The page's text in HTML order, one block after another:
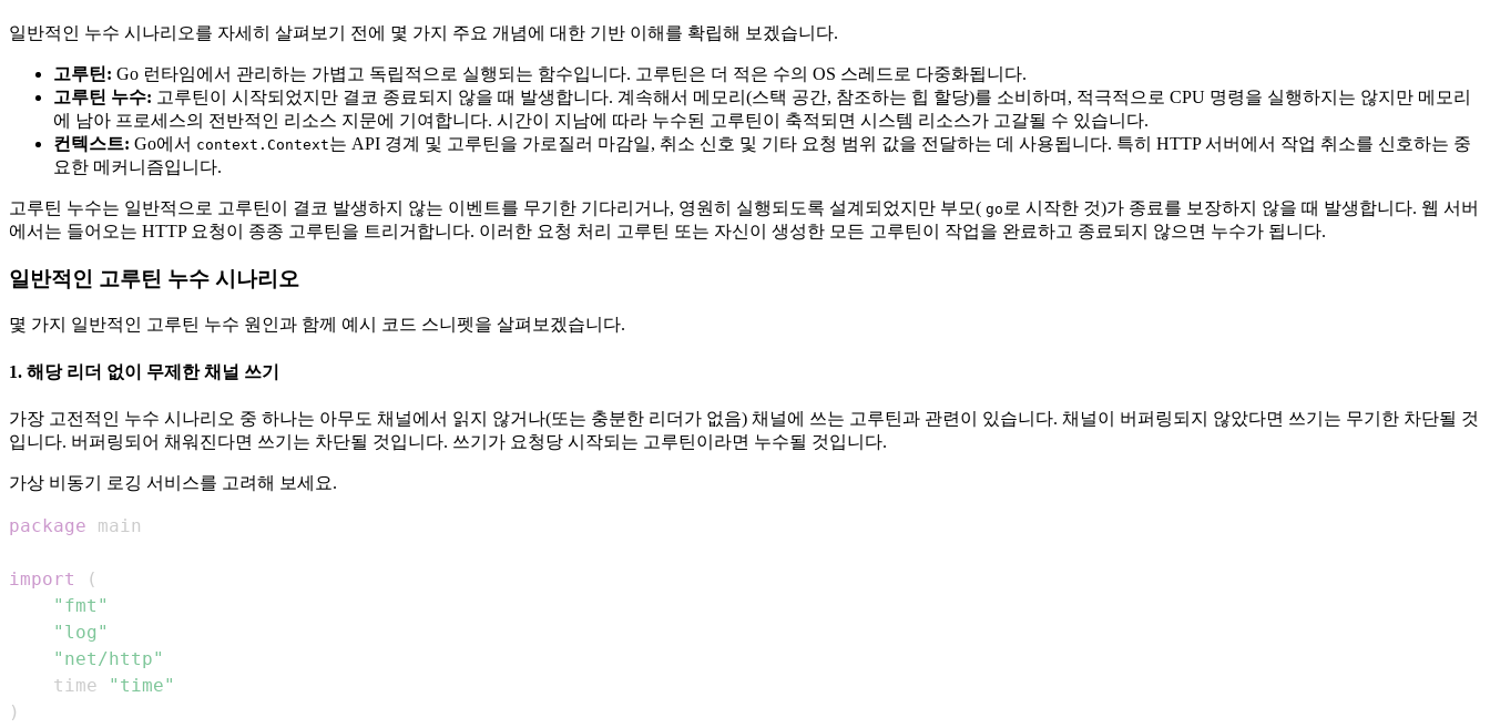
일반적인 누수 시나리오를 자세히 살펴보기 전에 몇 가지 주요 개념에 대한 기반 이해를 확립해 보겠습니다.
고루틴: Go 런타임에서 관리하는 가볍고 독립적으로 실행되는 함수입니다. 고루틴은 더 적은 수의 OS 스레드로 다중화됩니다.
고루틴 누수: 고루틴이 시작되었지만 결코 종료되지 않을 때 발생합니다. 계속해서 메모리(스택 공간, 참조하는 힙 할당)를 소비하며, 적극적으로 CPU 명령을 실행하지는 않지만 메모리
에 남아 프로세스의 전반적인 리소스 지문에 기여합니다. 시간이 지남에 따라 누수된 고루틴이 축적되면 시스템 리소스가 고갈될 수 있습니다.
컨텍스트: Go에서 context.Context는 API 경계 및 고루틴을 가로질러 마감일, 취소 신호 및 기타 요청 범위 값을 전달하는 데 사용됩니다. 특히 HTTP 서버에서 작업 취소를 신호하는 중
요한 메커니즘입니다.
고루틴 누수는 일반적으로 고루틴이 결코 발생하지 않는 이벤트를 무기한 기다리거나, 영원히 실행되도록 설계되었지만 부모( go 로 시작한 것)가 종료를 보장하지 않을 때 발생합니다. 웹 서버
에서는 들어오는 HTTP 요청이 종종 고루틴을 트리거합니다. 이러한 요청 처리 고루틴 또는 자신이 생성한 모든 고루틴이 작업을 완료하고 종료되지 않으면 누수가 됩니다.
일반적인 고루틴 누수 시나리오
몇 가지 일반적인 고루틴 누수 원인과 함께 예시 코드 스니펫을 살펴보겠습니다.
1. 해당 리더 없이 무제한 채널 쓰기
가장 고전적인 누수 시나리오 중 하나는 아무도 채널에서 읽지 않거나(또는 충분한 리더가 없음) 채널에 쓰는 고루틴과 관련이 있습니다. 채널이 버퍼링되지 않았다면 쓰기는 무기한 차단될 것
입니다. 버퍼링되어 채워진다면 쓰기는 차단될 것입니다. 쓰기가 요청당 시작되는 고루틴이라면 누수될 것입니다.
가상 비동기 로깅 서비스를 고려해 보세요.
package
import
(
"fmt"
"log"
"net/http"
	time
"time"
)